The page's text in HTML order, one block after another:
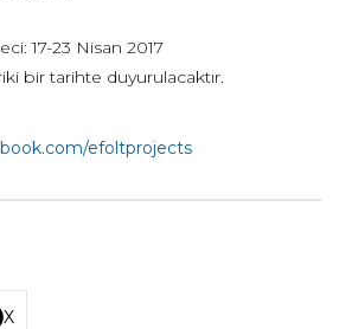
17-23 Nisan 2017
bir tarihte duyurulacaktır.
efoltprojects
X